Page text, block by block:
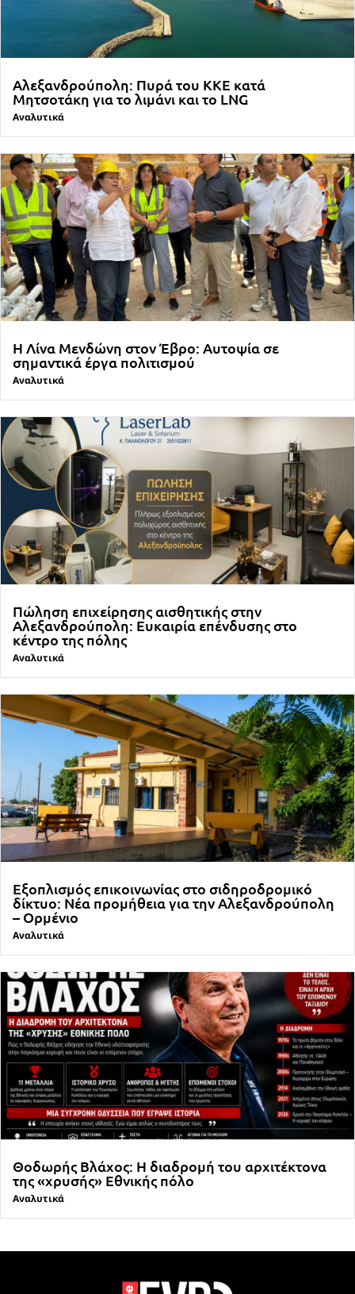
Αλεξανδρούπολη: Πυρά του ΚΚΕ κατά
Μητσοτάκη για το λιμάνι και το LNG
Αναλυτικά
Η Λίνα Μενδώνη στον Έβρο: Αυτοψία σε
σημαντικά έργα πολιτισμού
Αναλυτικά
Πώληση επιχείρησης αισθητικής στην
Αλεξανδρούπολη: Ευκαιρία επένδυσης στο
κέντρο της πόλης
Αναλυτικά
Εξοπλισμός επικοινωνίας στο σιδηροδρομικό
δίκτυο: Νέα προμήθεια για την Αλεξανδρούπολη
– Ορμένιο
Αναλυτικά
Θοδωρής Βλάχος: Η διαδρομή του αρχιτέκτονα
της «χρυσής» Εθνικής πόλο
Αναλυτικά